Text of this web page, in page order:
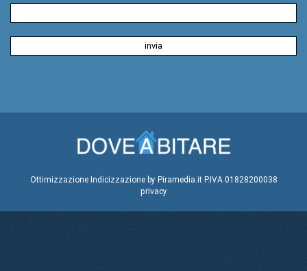
Ottimizzazione Indicizzazione by Piramedia.itP.IVA 01828200038
privacy